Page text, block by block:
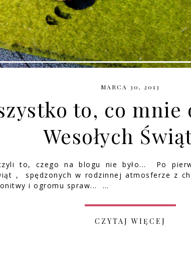
MARCA 30, 2013
to, co mnie
Wesołych
to, czego na blogu nie było... Po
, spędzonych w rodzinnej atmosferze z
i ogromu spraw... …
CZYTAJ WIĘCEJ